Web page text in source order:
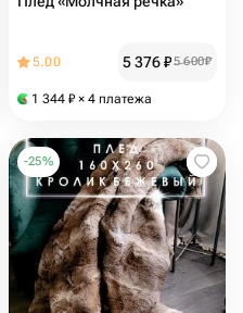
5.00 5 376₽5 600₽
1 344 ₽ × 4 платежа
-25%